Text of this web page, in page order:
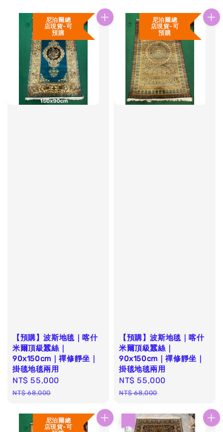
尼泊爾總
店現貨-可
預購
【預購】波斯地毯｜喀什
米爾頂級蠶絲｜
90x150cm｜禪修靜坐｜
掛毯地毯兩用
Sale
price
NT$ 55,000
NT$ 68,000
尼泊爾總
店現貨-可
預購
【預購】波斯地毯｜喀什
米爾頂級蠶絲｜
90x150cm｜禪修靜坐｜
掛毯地毯兩用
Sale
price
NT$ 55,000
NT$ 68,000
尼泊爾總
店現貨-可